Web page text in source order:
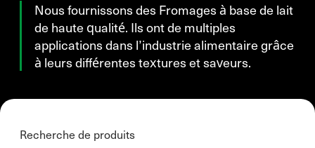
Nous fournissons des Fromages à base de lait
de haute qualité. Ils ont de multiples
applications dans l’industrie alimentaire grâce
à leurs différentes textures et saveurs.
Recherche de produits